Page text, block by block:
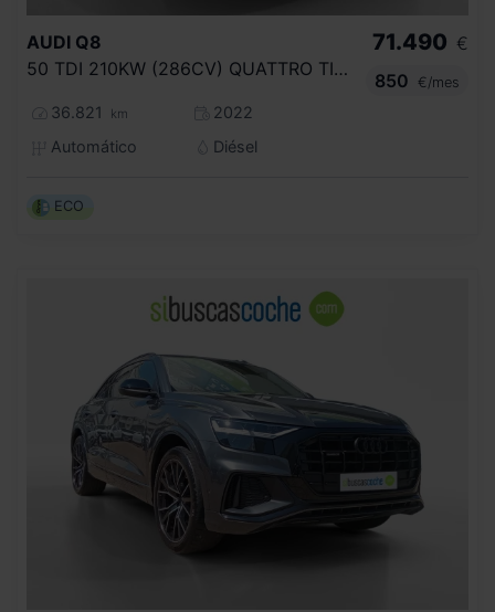
AUDI Q8
50 TDI 210KW (286CV) QUATTRO TIPTRONIC
36.821 km
2022
Automático
Diésel
71.490 €
850
€/mes
ECO